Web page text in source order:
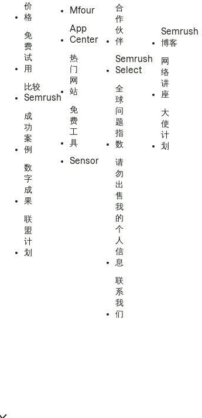
价
格
免
费
试
用
比较
Semrush
成
功
案
例
数
字
成
果
联
盟
计
划
Mfour
App
Center
热
门
网
站
免
费
工
具
Sensor
合
作
伙
伴
Semrush
Select
全
球
问
题
指
数
请
勿
出
售
我
的
个
人
信
息
联
系
我
们
Semrush
博客
网
络
讲
座
大
使
计
划